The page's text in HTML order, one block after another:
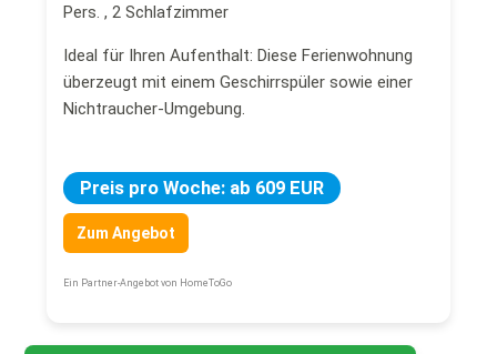
Pers. , 2 Schlafzimmer
Ideal für Ihren Aufenthalt: Diese Ferienwohnung
überzeugt mit einem Geschirrspüler sowie einer
Nichtraucher-Umgebung.
Preis pro Woche: ab 609 EUR
Zum Angebot
Ein Partner-Angebot von HomeToGo